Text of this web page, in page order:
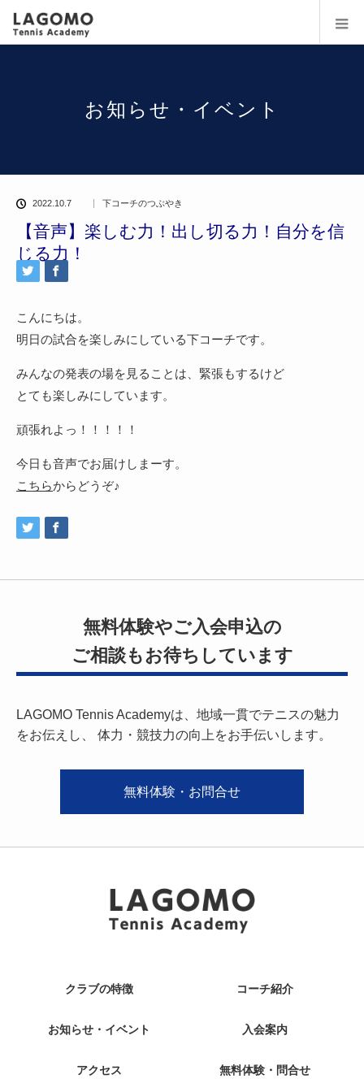
お知らせ・イベント
2022.10.7 下コーチのつぶやき
【音声】楽しむ力！出し切る力！自分を信
じる力！
こんにちは。
明日の試合を楽しみにしている下コーチです。
みんなの発表の場を見ることは、緊張もするけど
とても楽しみにしています。
頑張れよっ！！！！！
今日も音声でお届けしまーす。
こちらからどうぞ♪
無料体験やご入会申込の
ご相談もお待ちしています
LAGOMO Tennis Academyは、地域一貫でテニスの魅力
をお伝えし、
体力・競技力の向上をお手伝いします。
無料体験・お問合せ
クラブの特徴 コーチ紹介
お知らせ・イベント 入会案内
アクセス 無料体験・問合せ